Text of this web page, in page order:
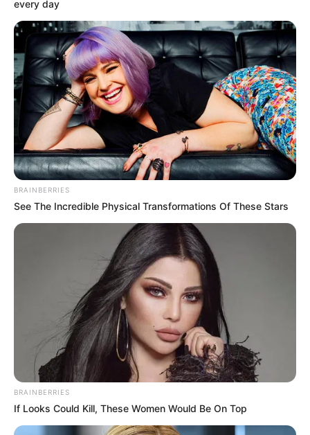
Rekomendasi 5 Film Keren yang
Siap Membuat Liburan Kamu
Makin Seru
Penulis:yuliana | 19 Desember 2018
every day
BRAINBERRIES
See The Incredible Physical Transformations Of These Stars
BRAINBERRIES
If Looks Could Kill, These Women Would Be On Top